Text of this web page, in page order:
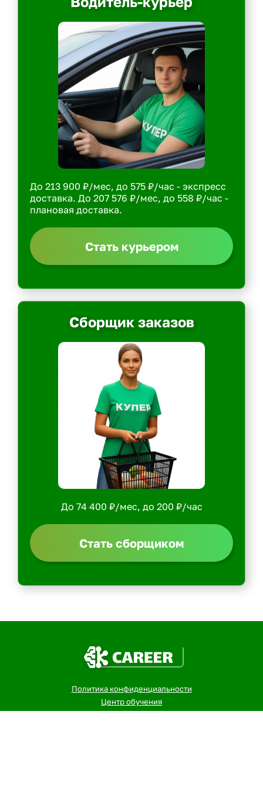
До 213 900 ₽/мес, до 575 ₽/час - экспресс
доставка. До 207 576 ₽/мес, до 558 ₽/час -
плановая доставка.
Стать курьером
Сборщик заказов
До 74 400 ₽/мес, до 200 ₽/час
Стать сборщиком
Политика конфиденциальности
Центр обучения